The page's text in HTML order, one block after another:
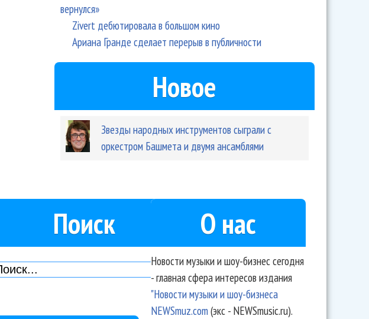
вернулся»
Zivert дебютировала в большом кино
Ариана Гранде сделает перерыв в публичности
Новое
Звезды народных инструментов сыграли с
оркестром Башмета и двумя ансамблями
Поиск О нас
Новости музыки и шоу-бизнес сегодня
- главная сфера интересов издания
"Новости музыки и шоу-бизнеса
NEWSmuz.com(экс - NEWSmusic.ru).